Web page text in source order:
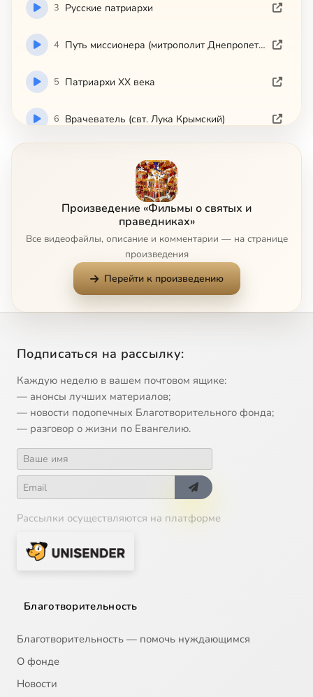
3 Русские патриархи
4 Путь миссионера (митрополит Днепропетровский и Павлоградский Ириней)
5 Патриархи ХХ века
6 Врачеватель (свт. Лука Крымский)
Единое на потребу (о. Дмитрий Дудко)
Инок Андрей (прп. Андрей Рублев)
13 Бoльшe, чeм любoвь (свт. Лука Крымский)
14 О. Владимир Амбарцумов
15
20
Произведение «Фильмы о святых и
праведниках»
Все видеофайлы, описание и комментарии — на странице
произведения
Перейти к произведению
Подписаться на рассылку:
Каждую неделю в вашем почтовом ящике:
— анонсы лучших материалов;
— новости подопечных Благотворительного фонда;
— разговор о жизни по Евангелию.
Рассылки осуществляются на платформе
Благотворительность
Благотворительность — помочь нуждающимся
О фонде
Новости